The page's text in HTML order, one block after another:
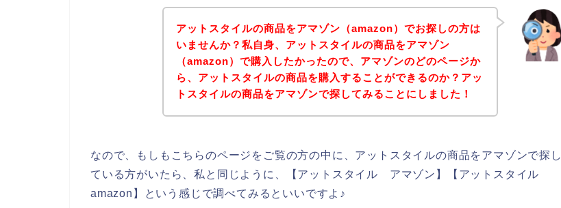
アットスタイルの商品をアマゾン（amazon）でお探しの方は
いませんか？私自身、アットスタイルの商品をアマゾン
（amazon）で購入したかったので、アマゾンのどのページか
ら、アットスタイルの商品を購入することができるのか？アッ
トスタイルの商品をアマゾンで探してみることにしました！
なので、もしもこちらのページをご覧の方の中に、アットスタイルの商品をアマゾンで探し
ている方がいたら、私と同じように、【アットスタイル アマゾン】【アットスタイル
amazon】という感じで調べてみるといいですよ♪